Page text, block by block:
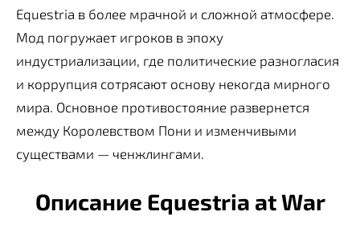
Equestria в более мрачной и сложной атмосфере.
Мод погружает игроков в эпоху
индустриализации, где политические разногласия
и коррупция сотрясают основу некогда мирного
мира. Основное противостояние развернется
между Королевством Пони и изменчивыми
существами — ченжлингами.
Описание Equestria at War